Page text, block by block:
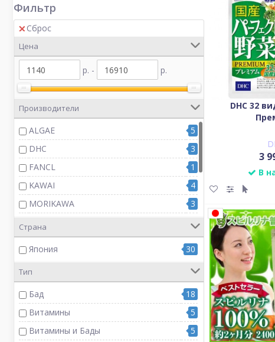
Фильтр
Сброс
Цена
р. - р.
Производители
ALGAE
5
DHC
3
FANCL
1
KAWAI
4
MORIKAWA
3
5
ORIHIRO
3
3
UNIMAT
3
Страна
Япония 30
Тип
Бад
18
Витамины
5
Витамины и Бады
5
DHC 32
3
В